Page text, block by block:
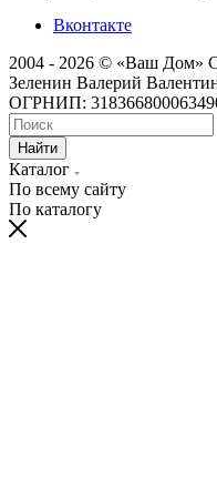
Вконтакте
2004 - 2026 © «Ваш Дом»
Зеленин Валерий
ОГРНИП:
Найти
Каталог
По всему сайту
По каталогу